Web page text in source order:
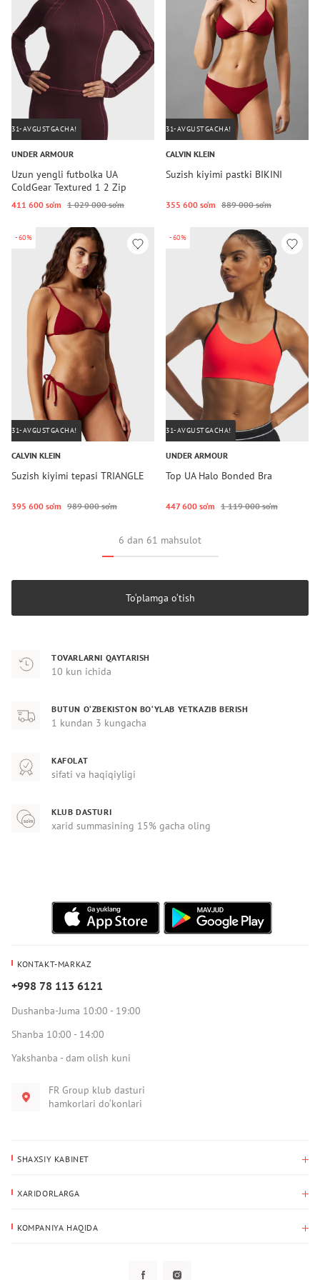
31-AVGUSTGACHA!
UNDER ARMOUR
Uzun yengli futbolka UA
ColdGear Textured 1 2 Zip
411 600 so‘m 1 029 000 so‘m
31-AVGUSTGACHA!
CALVIN KLEIN
Suzish kiyimi pastki BIKINI
355 600 so‘m 889 000 so‘m
-60%
31-AVGUSTGACHA!
CALVIN KLEIN
Suzish kiyimi tepasi TRIANGLE
395 600 so‘m 989 000 so‘m
-60%
31-AVGUSTGACHA!
UNDER ARMOUR
Top UA Halo Bonded Bra
447 600 so‘m 1 119 000 so‘m
6 dan 61 mahsulot
To‘plamga o‘tish
TOVARLARNI QAYTARISH
10 kun ichida
BUTUN O‘ZBEKISTON BO‘YLAB YETKAZIB BERISH
1 kundan 3 kungacha
KAFOLAT
sifati va haqiqiyligi
KLUB DASTURI
xarid summasining 15% gacha oling
KONTAKT-MARKAZ
+998 78 113 6121
Dushanba-Juma 10:00 - 19:00
Shanba 10:00 - 14:00
Yakshanba - dam olish kuni
FR Group klub dasturi
hamkorlari do‘konlari
SHAXSIY KABINET
Yetkazib berish manzili
XARIDORLARGA
KOMPANIYA HAQIDA